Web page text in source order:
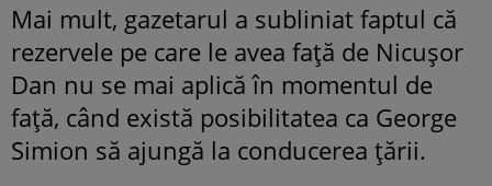
Mai mult, gazetarul a subliniat faptul că
rezervele pe care le avea față de Nicușor
Dan nu se mai aplică în momentul de
față, când există posibilitatea ca George
Simion să ajungă la conducerea țării.